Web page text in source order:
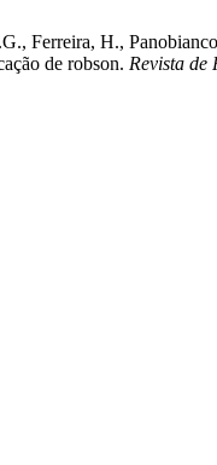
Ferreira, H.,
de robson. Revista de